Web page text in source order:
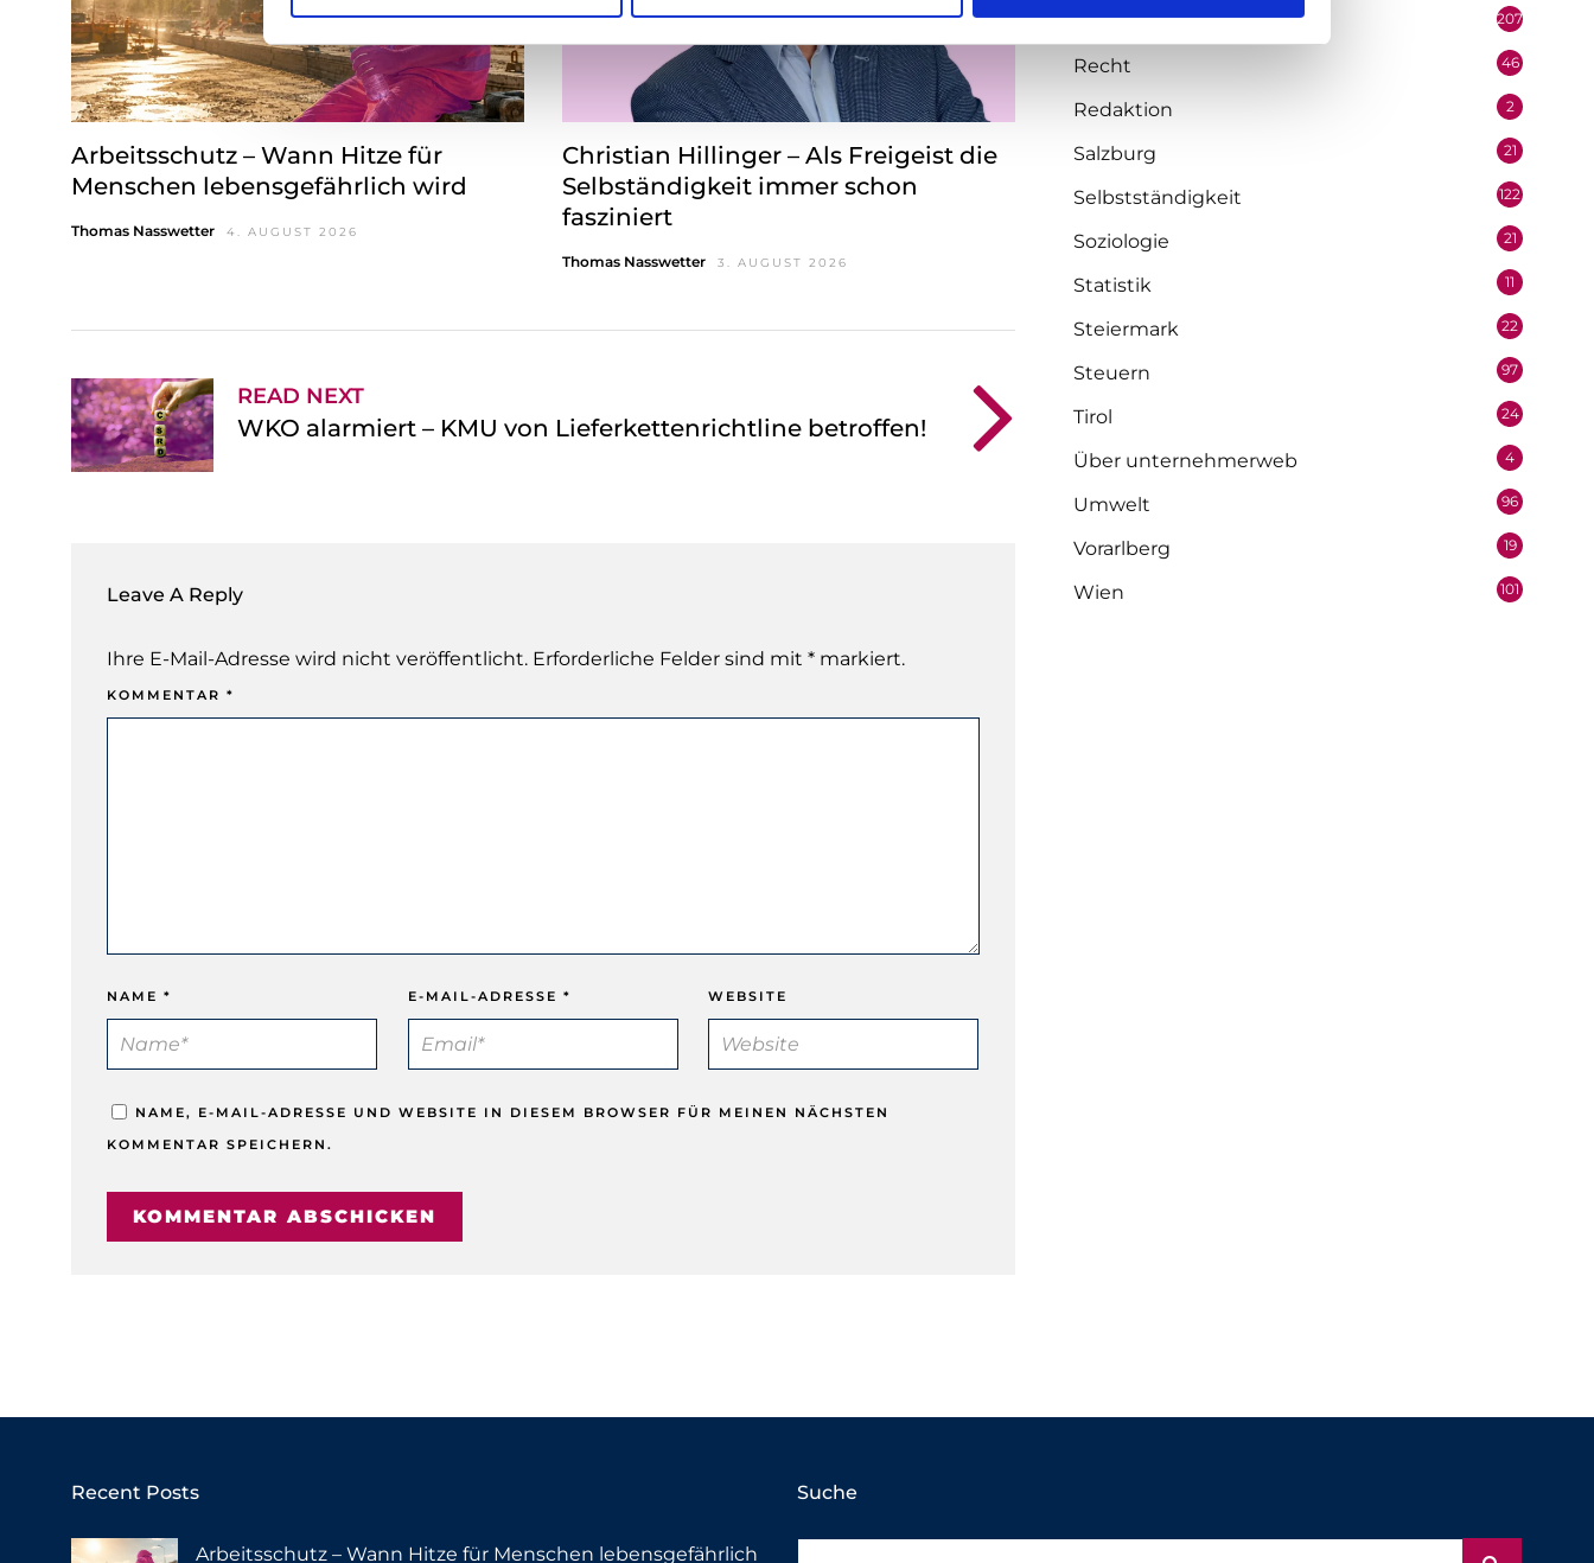
i
g
u
n
s
a
h
Arbeitsschutz – Wann Hitze für
Menschen lebensgefährlich wird
Thomas Nasswetter 4. AUGUST 2026
Christian Hillinger – Als Freigeist die
Selbständigkeit immer schon
fasziniert
Thomas Nasswetter 3. AUGUST 2026
READ NEXT
WKO alarmiert – KMU von Lieferkettenrichtline betroffen!
Leave A Reply
Ihre E-Mail-Adresse wird nicht veröffentlicht. Erforderliche Felder sind mit * markiert.
KOMMENTAR *
NAME * E-MAIL-ADRESSE * WEBSITE
NAME, E-MAIL-ADRESSE UND WEBSITE IN DIESEM BROWSER FÜR MEINEN NÄCHSTEN
KOMMENTAR SPEICHERN.
Portrait 207
Recht 46
Redaktion 2
Salzburg 21
Selbstständigkeit 122
Soziologie 21
Statistik 11
Steiermark 22
Steuern 97
Tirol 24
Über unternehmerweb 4
Umwelt 96
Vorarlberg 19
Wien 101
Recent Posts
Arbeitsschutz – Wann Hitze für Menschen lebensgefährlich
Suche